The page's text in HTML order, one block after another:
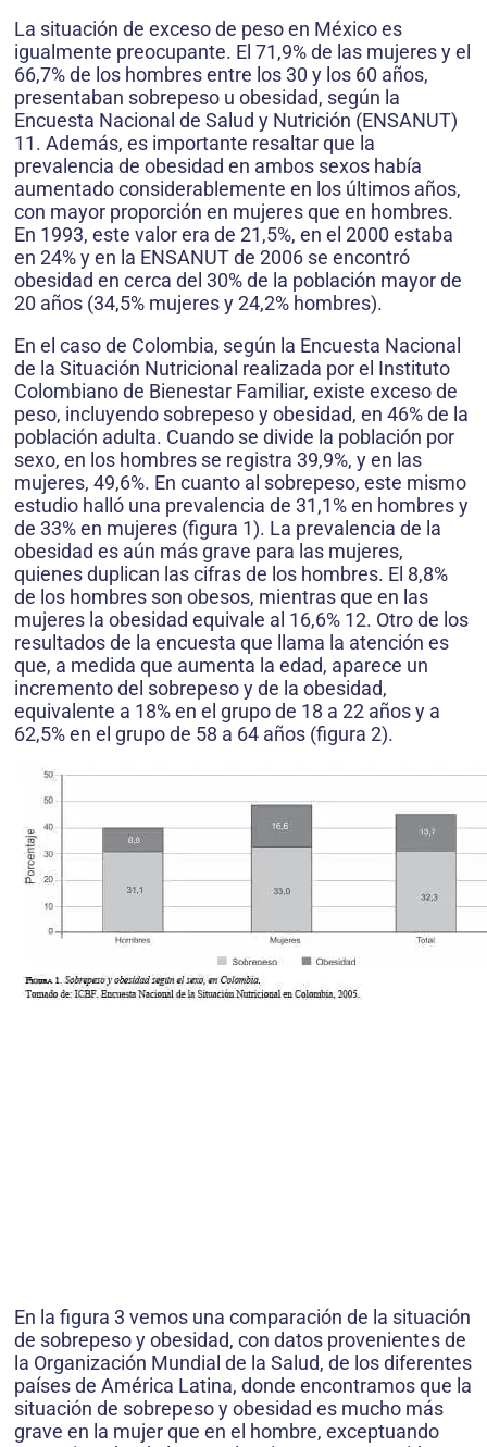
La situación de exceso de peso en México es
igualmente preocupante. El 71,9% de las mujeres y el
66,7% de los hombres entre los 30 y los 60 años,
presentaban sobrepeso u obesidad, según la
Encuesta Nacional de Salud y Nutrición (ENSANUT)
11. Además, es importante resaltar que la
prevalencia de obesidad en ambos sexos había
aumentado considerablemente en los últimos años,
con mayor proporción en mujeres que en hombres.
En 1993, este valor era de 21,5%, en el 2000 estaba
en 24% y en la ENSANUT de 2006 se encontró
obesidad en cerca del 30% de la población mayor de
20 años (34,5% mujeres y 24,2% hombres).
En el caso de Colombia, según la Encuesta Nacional
de la Situación Nutricional realizada por el Instituto
Colombiano de Bienestar Familiar, existe exceso de
peso, incluyendo sobrepeso y obesidad, en 46% de la
población adulta. Cuando se divide la población por
sexo, en los hombres se registra 39,9%, y en las
mujeres, 49,6%. En cuanto al sobrepeso, este mismo
estudio halló una prevalencia de 31,1% en hombres y
de 33% en mujeres (figura 1). La prevalencia de la
obesidad es aún más grave para las mujeres,
quienes duplican las cifras de los hombres. El 8,8%
de los hombres son obesos, mientras que en las
mujeres la obesidad equivale al 16,6% 12. Otro de los
resultados de la encuesta que llama la atención es
que, a medida que aumenta la edad, aparece un
incremento del sobrepeso y de la obesidad,
equivalente a 18% en el grupo de 18 a 22 años y a
62,5% en el grupo de 58 a 64 años (figura 2).
En la figura 3 vemos una comparación de la situación
de sobrepeso y obesidad, con datos provenientes de
la Organización Mundial de la Salud, de los diferentes
países de América Latina, donde encontramos que la
situación de sobrepeso y obesidad es mucho más
grave en la mujer que en el hombre, exceptuando